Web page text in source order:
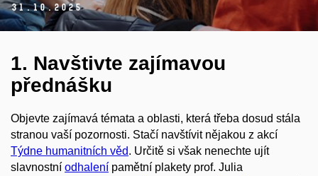
31.10.2025
1. Navštivte zajímavou
přednášku
Objevte zajímavá témata a oblasti, která třeba dosud stála
stranou vaší pozornosti. Stačí navštívit nějakou z akcí
Týdne humanitních věd. Určitě si však nenechte ujít
slavnostní odhalení pamětní plakety prof. Julia